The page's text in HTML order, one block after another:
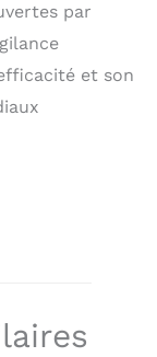
par
et son